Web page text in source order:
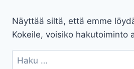
Näyttää siltä, että emme
Kokeile, voisiko hakutoiminto
Haku: